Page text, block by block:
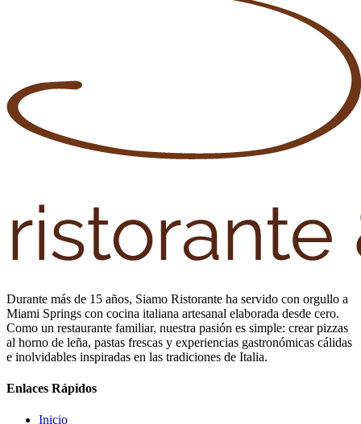
Durante más de 15 años, Siamo Ristorante ha servido con orgullo a
Miami Springs con cocina italiana artesanal elaborada desde cero.
Como un restaurante familiar, nuestra pasión es simple: crear pizzas
al horno de leña, pastas frescas y experiencias gastronómicas cálidas
e inolvidables inspiradas en las tradiciones de Italia.
Enlaces Rápidos
Inicio